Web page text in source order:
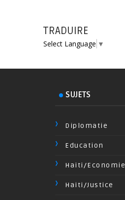
TRADUIRE
Select Language ▼
SUJETS
Diplomatie
Education
Haiti/Economie
Haiti/Justice